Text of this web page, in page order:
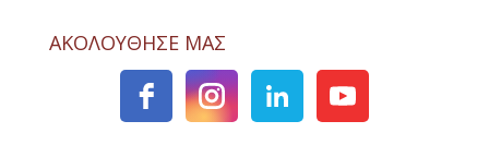
ΑΚΟΛΟΥΘΗΣΕ ΜΑΣ